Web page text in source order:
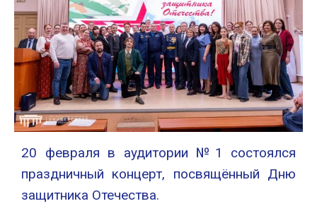
20 февраля в аудитории №1 состоялся
праздничный концерт, посвящённый Дню
защитника Отечества.